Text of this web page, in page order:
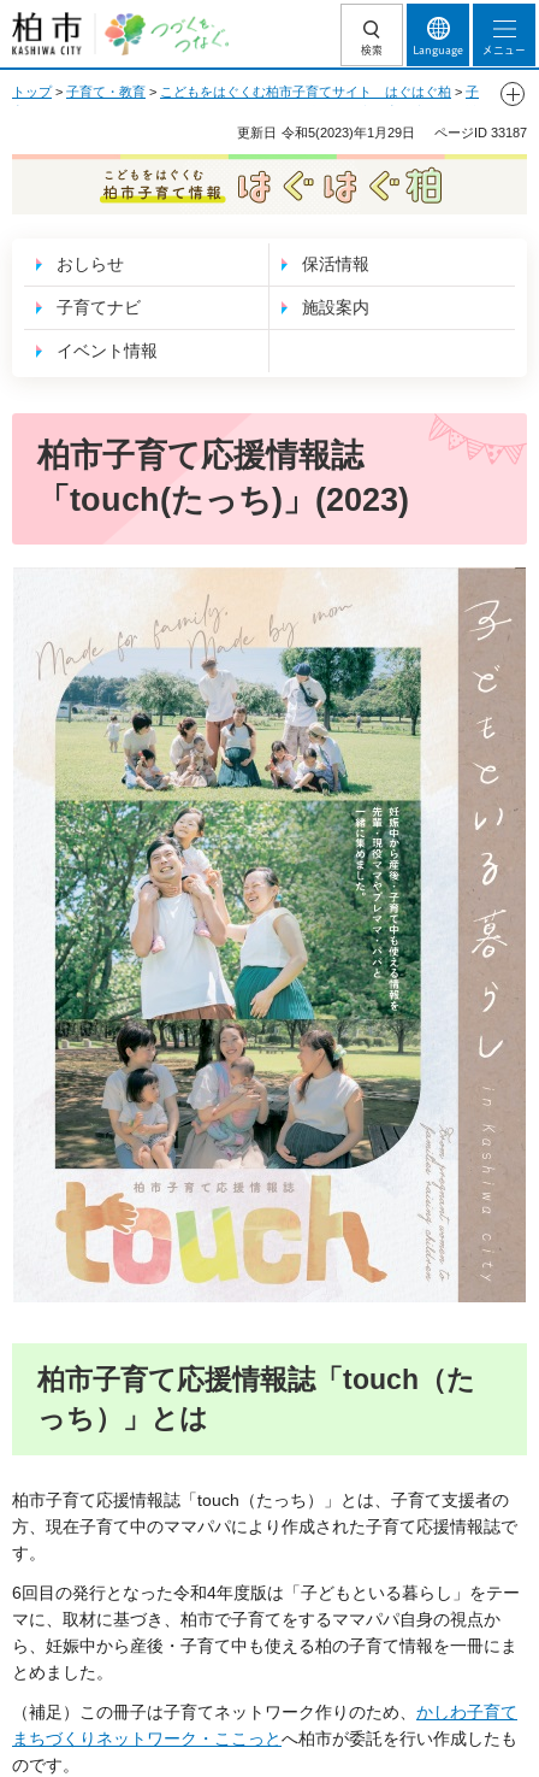
柏市 つづくを、
つなぐ。
検索 Language メニュー
トップ> 子育て・教育 > こどもをはぐくむ柏市子育てサイト はぐはぐ柏 > 子
> 柏市子育て応援情報誌「touch(たっち)」(2023)
更新日 令和5(2023)年1月29日 ページID 33187
こどもをはぐくむ 柏市子育て情報 はぐはぐ
柏
おしらせ 保活情報
子育てナビ 施設案内
イベント情報
柏市子育て応援情報誌
「touch(たっち)」(2023)
柏市子育て応援情報誌「touch（た
っち）」とは
柏市子育て応援情報誌「touch（たっち）」とは、子育て支援者の
方、現在子育て中のママパパにより作成された子育て応援情報誌で
す。
6回目の発行となった令和4年度版は「子どもといる暮らし」をテー
マに、取材に基づき、柏市で子育てをするママパパ自身の視点か
ら、妊娠中から産後・子育て中も使える柏の子育て情報を一冊にま
とめました。
（補足）この冊子は子育てネットワーク作りのため、 かしわ子育て
まちづくりネットワーク・ここっとへ柏市が委託を行い作成したも
のです。